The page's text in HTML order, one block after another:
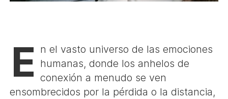
E n el vasto universo de las emociones
humanas, donde los anhelos de
conexión a menudo se ven
ensombrecidos por la pérdida o la distancia,